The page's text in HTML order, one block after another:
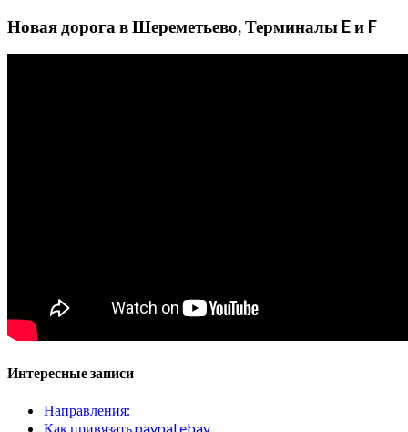
Новая дорога в Шереметьево, Терминалы E и F
Интересные записи
Направления:
Как привязать paypal ebay